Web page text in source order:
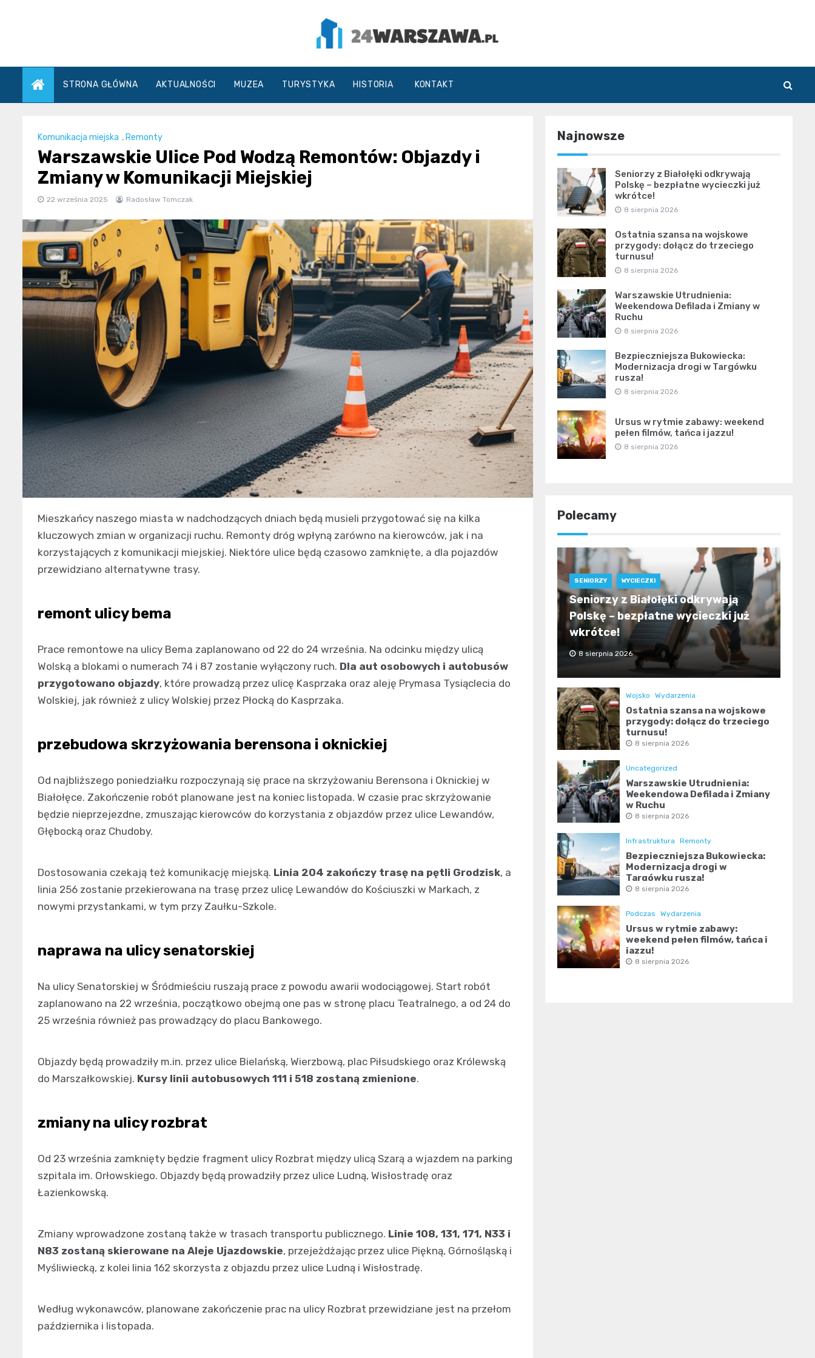
24Warszawa.pl
STRONA GŁÓWNA AKTUALNOŚCI MUZEA TURYSTYKA HISTORIA KONTAKT
Komunikacja miejska , Remonty
Warszawskie Ulice Pod Wodzą Remontów: Objazdy i
Zmiany w Komunikacji Miejskiej
22 września 2025 Radosław Tomczak
Mieszkańcy naszego miasta w nadchodzących dniach będą musieli przygotować się na kilka
kluczowych zmian w organizacji ruchu. Remonty dróg wpłyną zarówno na kierowców, jak i na
korzystających z komunikacji miejskiej. Niektóre ulice będą czasowo zamknięte, a dla pojazdów
przewidziano alternatywne trasy.
remont ulicy bema
Prace remontowe na ulicy Bema zaplanowano od 22 do 24 września. Na odcinku między ulicą
Wolską a blokami o numerach 74 i 87 zostanie wyłączony ruch. Dla aut osobowych i autobusów
przygotowano objazdy, które prowadzą przez ulicę Kasprzaka oraz aleję Prymasa Tysiąclecia do
Wolskiej, jak również z ulicy Wolskiej przez Płocką do Kasprzaka.
przebudowa skrzyżowania berensona i oknickiej
Od najbliższego poniedziałku rozpoczynają się prace na skrzyżowaniu Berensona i Oknickiej w
Białołęce. Zakończenie robót planowane jest na koniec listopada. W czasie prac skrzyżowanie
będzie nieprzejezdne, zmuszając kierowców do korzystania z objazdów przez ulice Lewandów,
Głębocką oraz Chudoby.
Dostosowania czekają też komunikację miejską. Linia 204 zakończy trasę na pętli Grodzisk, a
linia 256 zostanie przekierowana na trasę przez ulicę Lewandów do Kościuszki w Markach, z
nowymi przystankami, w tym przy Zaułku-Szkole.
naprawa na ulicy senatorskiej
Na ulicy Senatorskiej w Śródmieściu ruszają prace z powodu awarii wodociągowej. Start robót
zaplanowano na 22 września, początkowo obejmą one pas w stronę placu Teatralnego, a od 24 do
25 września również pas prowadzący do placu Bankowego.
Objazdy będą prowadziły m.in. przez ulice Bielańską, Wierzbową, plac Piłsudskiego oraz Królewską
do Marszałkowskiej. Kursy linii autobusowych 111 i 518 zostaną zmienione.
zmiany na ulicy rozbrat
Od 23 września zamknięty będzie fragment ulicy Rozbrat między ulicą Szarą a wjazdem na parking
szpitala im. Orłowskiego. Objazdy będą prowadziły przez ulice Ludną, Wisłostradę oraz
Łazienkowską.
Zmiany wprowadzone zostaną także w trasach transportu publicznego. Linie 108, 131, 171, N33 i
N83 zostaną skierowane na Aleje Ujazdowskie, przejeżdżając przez ulice Piękną, Górnośląską i
Myśliwiecką, z kolei linia 162 skorzysta z objazdu przez ulice Ludną i Wisłostradę.
Według wykonawców, planowane zakończenie prac na ulicy Rozbrat przewidziane jest na przełom
października i listopada.
Najnowsze
Seniorzy z Białołęki odkrywają
Polskę – bezpłatne wycieczki już
wkrótce!
8 sierpnia 2026
Ostatnia szansa na wojskowe
przygody: dołącz do trzeciego
turnusu!
8 sierpnia 2026
Warszawskie Utrudnienia:
Weekendowa Defilada i Zmiany w
Ruchu
8 sierpnia 2026
Bezpieczniejsza Bukowiecka:
Modernizacja drogi w Targówku
rusza!
8 sierpnia 2026
Ursus w rytmie zabawy: weekend
pełen filmów, tańca i jazzu!
8 sierpnia 2026
Polecamy
SENIORZY WYCIECZKI
Seniorzy z Białołęki odkrywają
Polskę – bezpłatne wycieczki już
wkrótce!
8 sierpnia 2026
Wojsko Wydarzenia
Ostatnia szansa na wojskowe
przygody: dołącz do trzeciego
turnusu!
8 sierpnia 2026
Uncategorized
Warszawskie Utrudnienia:
Weekendowa Defilada i Zmiany
w Ruchu
8 sierpnia 2026
Infrastruktura Remonty
Bezpieczniejsza Bukowiecka:
Modernizacja drogi w
Targówku rusza!
8 sierpnia 2026
Podczas Wydarzenia
Ursus w rytmie zabawy:
weekend pełen filmów, tańca i
jazzu!
8 sierpnia 2026